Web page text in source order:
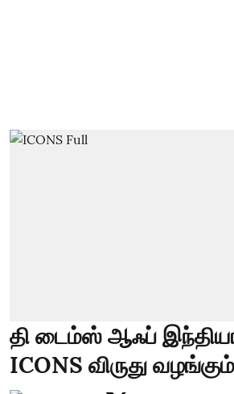
தி டைம்ஸ் ஆஃப்
ICONS விருது